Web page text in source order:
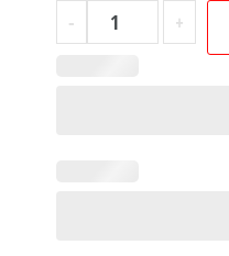
-
Erkek
Bebek
+